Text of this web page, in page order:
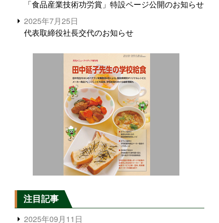
「食品産業技術功労賞」特設ページ公開のお知らせ
2025年7月25日
代表取締役社長交代のお知らせ
注目記事
2025年09月11日